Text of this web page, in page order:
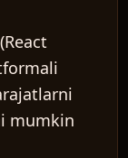
mumkin